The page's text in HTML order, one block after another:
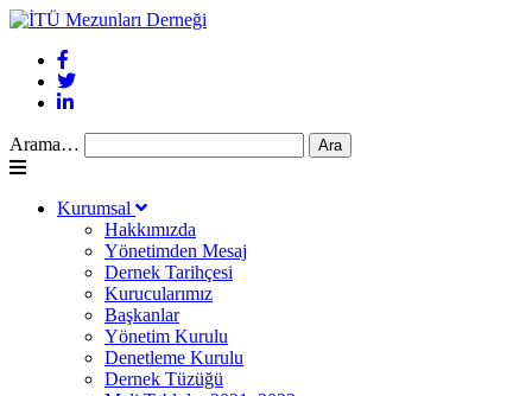
Arama…
Kurumsal
Hakkımızda
Yönetimden Mesaj
Dernek Tarihçesi
Kurucularımız
Başkanlar
Yönetim Kurulu
Denetleme Kurulu
Dernek Tüzüğü